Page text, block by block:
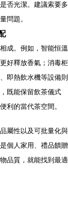
否光潔。建議索要多
問題。
成。例如，智能恒溫
好釋放香氣；消毒柜
即熱飲水機等設備則
既能保留飲茶儀式
利的當代茶空間。
屬性以及可批量化與
個人家用、禮品饋贈
品質，就能找到最適